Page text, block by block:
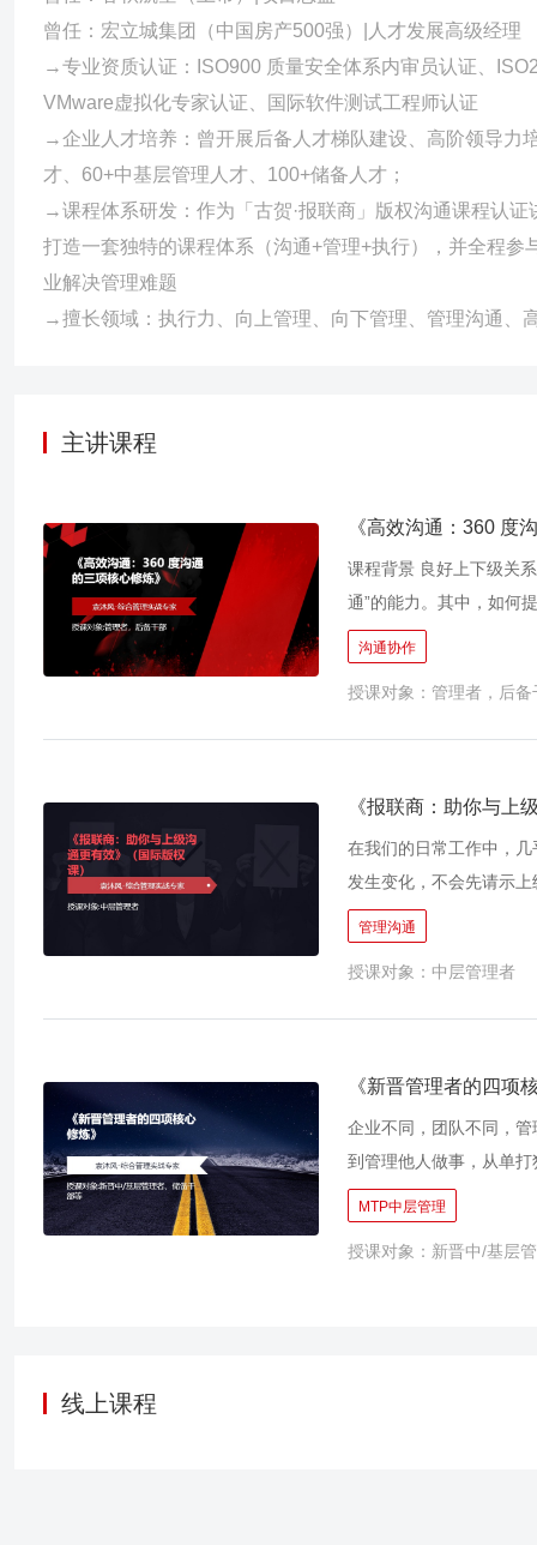
曾任：宏立城集团（中国房产500强）|人才发展高级经理
→专业资质认证：ISO900 质量安全体系内审员认证、
VMware虚拟化专家认证、国际软件测试工程师认证
→企业人才培养：曾开展后备人才梯队建设、高阶领导力
才、60+中基层管理人才、100+储备人才；
→课程体系研发：作为「古贺·报联商」版权沟通课程认
打造一套独特的课程体系（沟通+管理+执行），并全程
业解决管理难题
→擅长领域：执行力、向上管理、向下管理、管理沟通、
主讲课程
《高效沟通：360 度
课程背景 良好上下级关
通”的能力。其中，如何
人士的刚需。 向下沟通
而让领导对你管理满意
大部分管理者都是从技
队，从小范 围沟通到跨
管理工作，必需接受 必
工作汇报（含中间汇报
力）等，可以快速地提
沟通协作
授课对象：管理者，后备
《报联商：助你与上
在我们的日常工作中，
发生变化，不会先请示
身边发生着，可是： ·上
也有困惑：我该怎么做
如己愿！ ·部下也有不满
的工作不满意？为什么
用，最终我们看到的日
们真的会汇报/联络/商
通。 ·接受指示：能让你
长！
管理沟通
授课对象：中层管理者
《新晋管理者的四项
企业不同，团队不同，
到管理他人做事，从单
色认知和掌握相应的履
不力的现象。管理并不
技能。 我们要认识到管
MTP中层管理
授课对象：新晋中/基层
线上课程